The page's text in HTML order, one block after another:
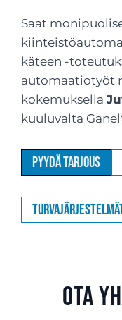
Saat
käteen -
automaatiotyöt
kokemuksella
kuuluvalta
Pyydä tarjous
Ota